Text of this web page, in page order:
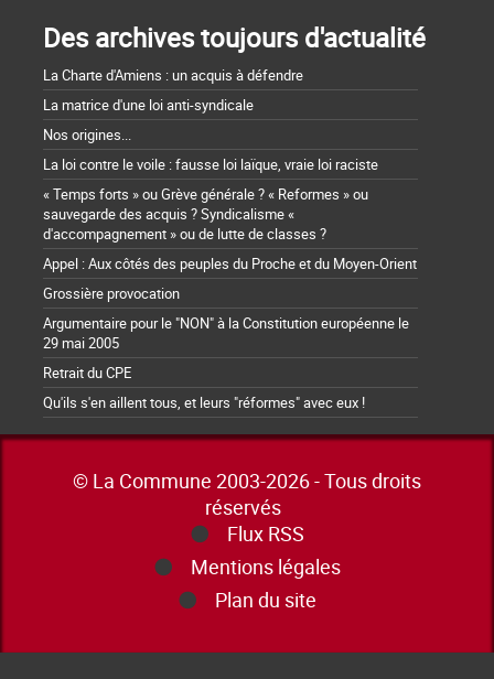
Des archives toujours d'actualité
La Charte d'Amiens : un acquis à défendre
La matrice d'une loi anti-syndicale
Nos origines...
La loi contre le voile : fausse loi laïque, vraie loi raciste
« Temps forts » ou Grève générale ? « Reformes » ou
sauvegarde des acquis ? Syndicalisme «
d'accompagnement » ou de lutte de classes ?
Appel : Aux côtés des peuples du Proche et du Moyen-Orient
Grossière provocation
Argumentaire pour le "NON" à la Constitution européenne le
29 mai 2005
Retrait du CPE
Qu'ils s'en aillent tous, et leurs "réformes" avec eux !
© La Commune 2003-2026 - Tous droits
réservés
Flux RSS
Mentions légales
Plan du site